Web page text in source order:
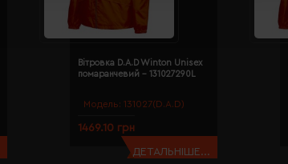
Модель: 131027(D.A.D)
Вітровка D.A.D Winton Unisex
помаранчевий - 131027290L
1469.10 грн
ДЕТАЛЬНІШЕ...